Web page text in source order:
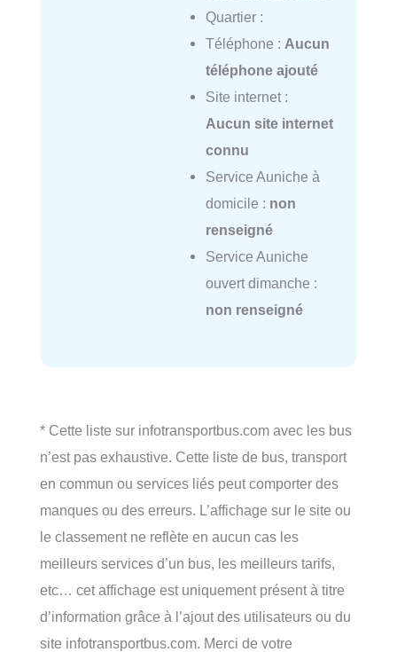
Quartier :
Téléphone : Aucun
téléphone ajouté
Site internet :
Aucun site internet
connu
Service Auniche à
domicile : non
renseigné
Service Auniche
ouvert dimanche :
non renseigné
* Cette liste sur infotransportbus.com avec les bus
n’est pas exhaustive. Cette liste de bus, transport
en commun ou services liés peut comporter des
manques ou des erreurs. L’affichage sur le site ou
le classement ne reflète en aucun cas les
meilleurs services d’un bus, les meilleurs tarifs,
etc… cet affichage est uniquement présent à titre
d’information grâce à l’ajout des utilisateurs ou du
site infotransportbus.com. Merci de votre